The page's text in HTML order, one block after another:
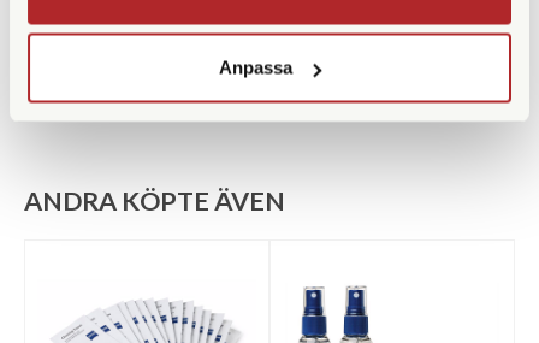
Anpassa
Medföljande tillbehör Väska | Rem | Okularskydd
ANDRA KÖPTE ÄVEN